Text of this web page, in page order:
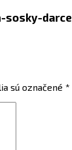
sú označené *